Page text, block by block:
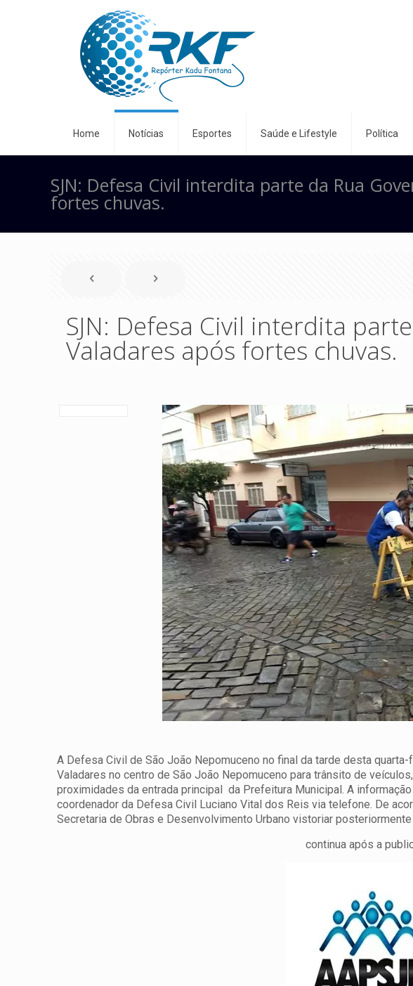
Home Notícias Esportes Saúde e Lifestyle Política
SJN: Defesa Civil interdita parte da Rua
fortes chuvas.
SJN: Defesa Civil interdita
Valadares após fortes chuvas.
A Defesa Civil de São João Nepomuceno no final da tarde desta
Valadares no centro de São João Nepomuceno para trânsito de
proximidades da entrada principal da Prefeitura Municipal.A
coordenador da Defesa Civil Luciano Vital dos Reis via telefone. De
Secretaria de Obras e Desenvolvimento Urbano vistoriar posteriormente
continua após a